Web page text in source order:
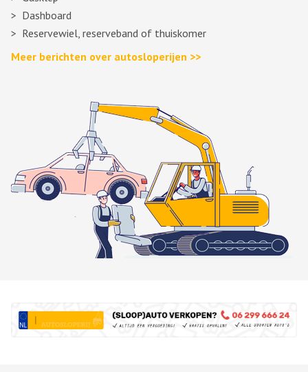
Dashboard
Reservewiel, reserveband of thuiskomer
Meer berichten over autosloperijen >>